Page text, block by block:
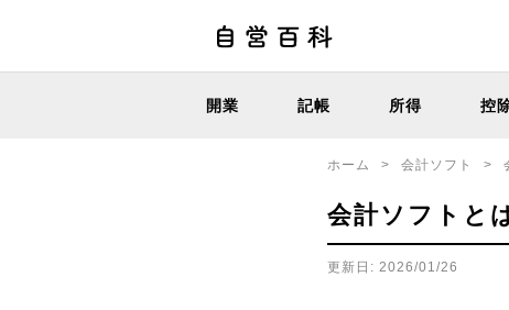
開業 記帳 所得 控
ホーム > 会計ソフト >
会計ソフトと
更新日: 2026/01/26